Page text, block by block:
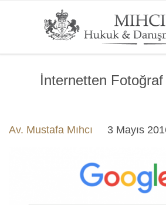
İnternetten Fotoğraf
Av. Mustafa Mıhcı 3 Mayıs